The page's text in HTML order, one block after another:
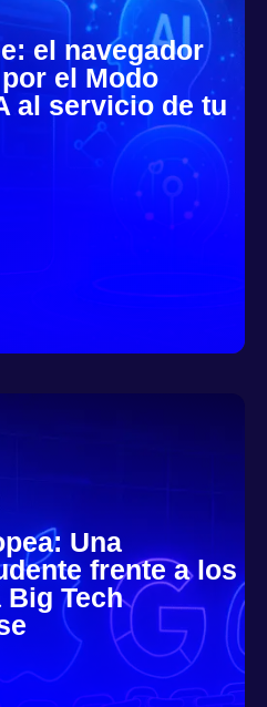
el navegador
el Modo
al servicio de tu
Una
frente a los
Big Tech